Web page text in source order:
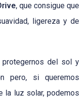
, que consigue que
ligereza y de
protegernos del sol y
pero, si queremos
la luz solar, podemos